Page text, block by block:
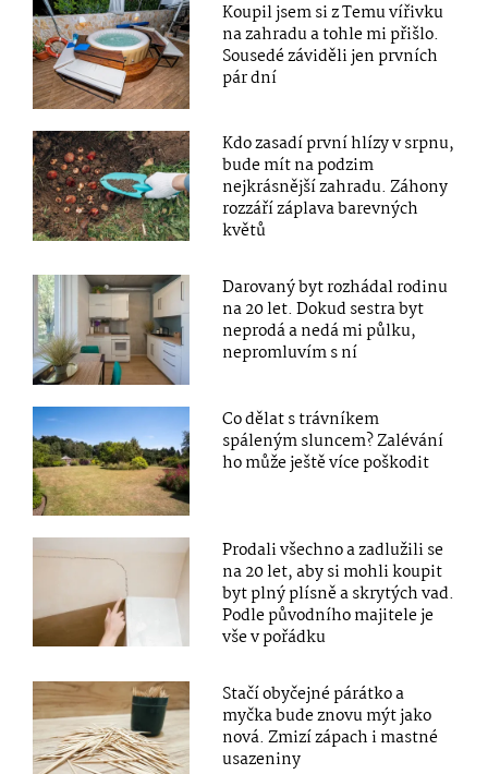
Koupil jsem si z Temu vířivku
na zahradu a tohle mi přišlo.
Sousedé záviděli jen prvních
pár dní
Kdo zasadí první hlízy v srpnu,
bude mít na podzim
nejkrásnější zahradu. Záhony
rozzáří záplava barevných
květů
Darovaný byt rozhádal rodinu
na 20 let. Dokud sestra byt
neprodá a nedá mi půlku,
nepromluvím s ní
Co dělat s trávníkem
spáleným sluncem? Zalévání
ho může ještě více poškodit
Prodali všechno a zadlužili se
na 20 let, aby si mohli koupit
byt plný plísně a skrytých vad.
Podle původního majitele je
vše v pořádku
Stačí obyčejné párátko a
myčka bude znovu mýt jako
nová. Zmizí zápach i mastné
usazeniny